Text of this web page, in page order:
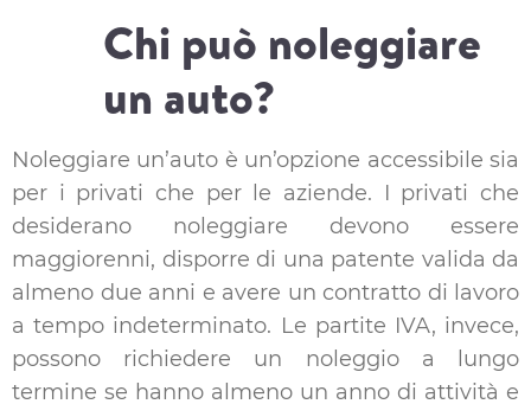
Chi può noleggiare
un auto?
Noleggiare un’auto è un’opzione accessibile sia
per i privati che per le aziende. I privati che
desiderano noleggiare devono essere
maggiorenni, disporre di una patente valida da
almeno due anni e avere un contratto di lavoro
a tempo indeterminato. Le partite IVA, invece,
possono richiedere un noleggio a lungo
termine se hanno almeno un anno di attività e